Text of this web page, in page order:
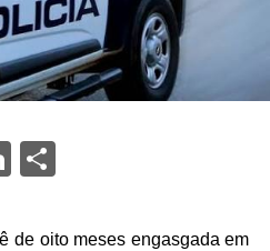
LinkedIn
Share
de oito meses engasgada em